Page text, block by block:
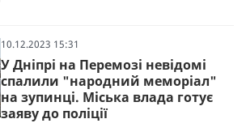
10.12.2023 15:31
У Дніпрі на Перемозі невідомі
спалили "народний меморіал"
на зупинці. Міська влада готує
заяву до поліції